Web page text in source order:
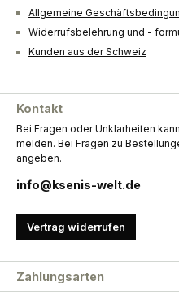
Allgemeine
Widerrufsbelehrung und -
Kunden aus der Schweiz
Kontakt
Bei Fragen oder Unklarheiten
melden. Bei Fragen zu
angeben.
info@ksenis-welt.de
Vertrag widerrufen
Zahlungsarten